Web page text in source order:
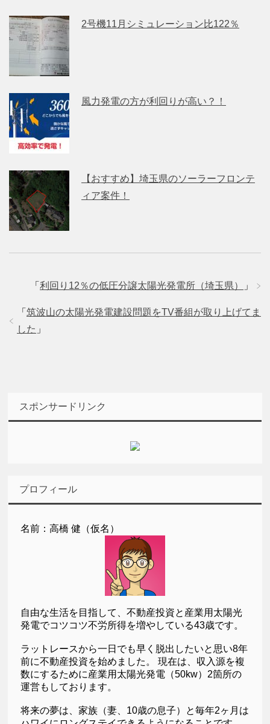
2号機11月シミュレーション比122％
風力発電の方が利回りが高い？！
【おすすめ】埼玉県のソーラーフロンテ
ィア案件！
「 利回り12％の低圧分譲太陽光発電所（埼玉県） 」
「 筑波山の太陽光発電建設問題をTV番組が取り上げてま
した 」
スポンサードリンク
プロフィール
名前：高橋 健（仮名）
自由な生活を目指して、不動産投資と産業用太陽光
発電でコツコツ不労所得を増やしている43歳です。
ラットレースから一日でも早く脱出したいと思い8年
前に不動産投資を始めました。 現在は、収入源を複
数にするために産業用太陽光発電（50kw）2箇所の
運営もしております。
将来の夢は、家族（妻、10歳の息子）と毎年2ヶ月は